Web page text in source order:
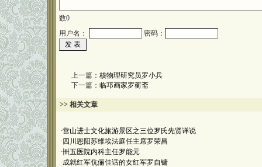
数0
用户名：
密码：
上一篇： 核物理研究员罗小兵
下一篇： 临邛画家罗蘅斋
>> 相关文章
·营山进士文化旅游景区之三位罗氏先贤详说
· 四川恩阳苏维埃法庭任主席罗荣昌
·卌五医院内科主任罗能元
·成就红军伉俪佳话的女红军罗自镛